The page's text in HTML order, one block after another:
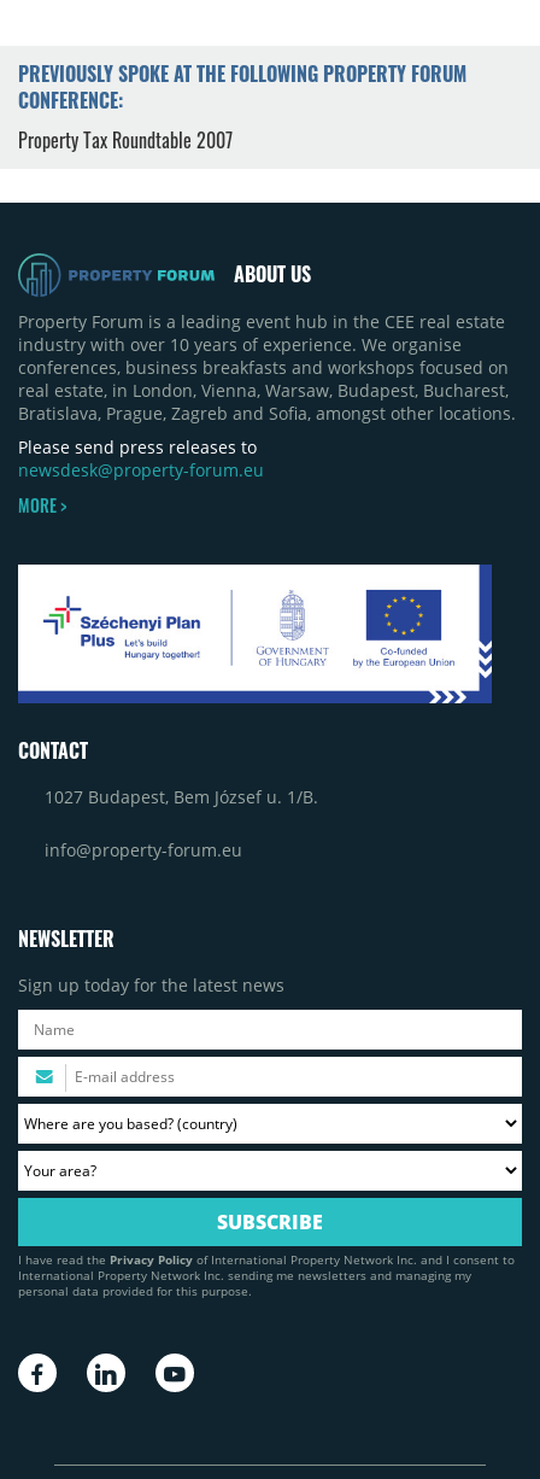
PREVIOUSLY SPOKE AT THE FOLLOWING PROPERTY FORUM
CONFERENCE:
Property Tax Roundtable 2007
ABOUT US
Property Forum is a leading event hub in the CEE real estate
industry with over 10 years of experience. We organise
conferences, business breakfasts and workshops focused on
real estate, in London, Vienna, Warsaw, Budapest, Bucharest,
Bratislava, Prague, Zagreb and Sofia, amongst other locations.
Please send press releases to
newsdesk@property-forum.eu
MORE >
CONTACT
1027 Budapest, Bem József u. 1/B.
info@property-forum.eu
NEWSLETTER
Sign up today for the latest news
I have read the Privacy Policy of International Property Network Inc. and I consent to
International Property Network Inc. sending me newsletters and managing my
personal data provided for this purpose.